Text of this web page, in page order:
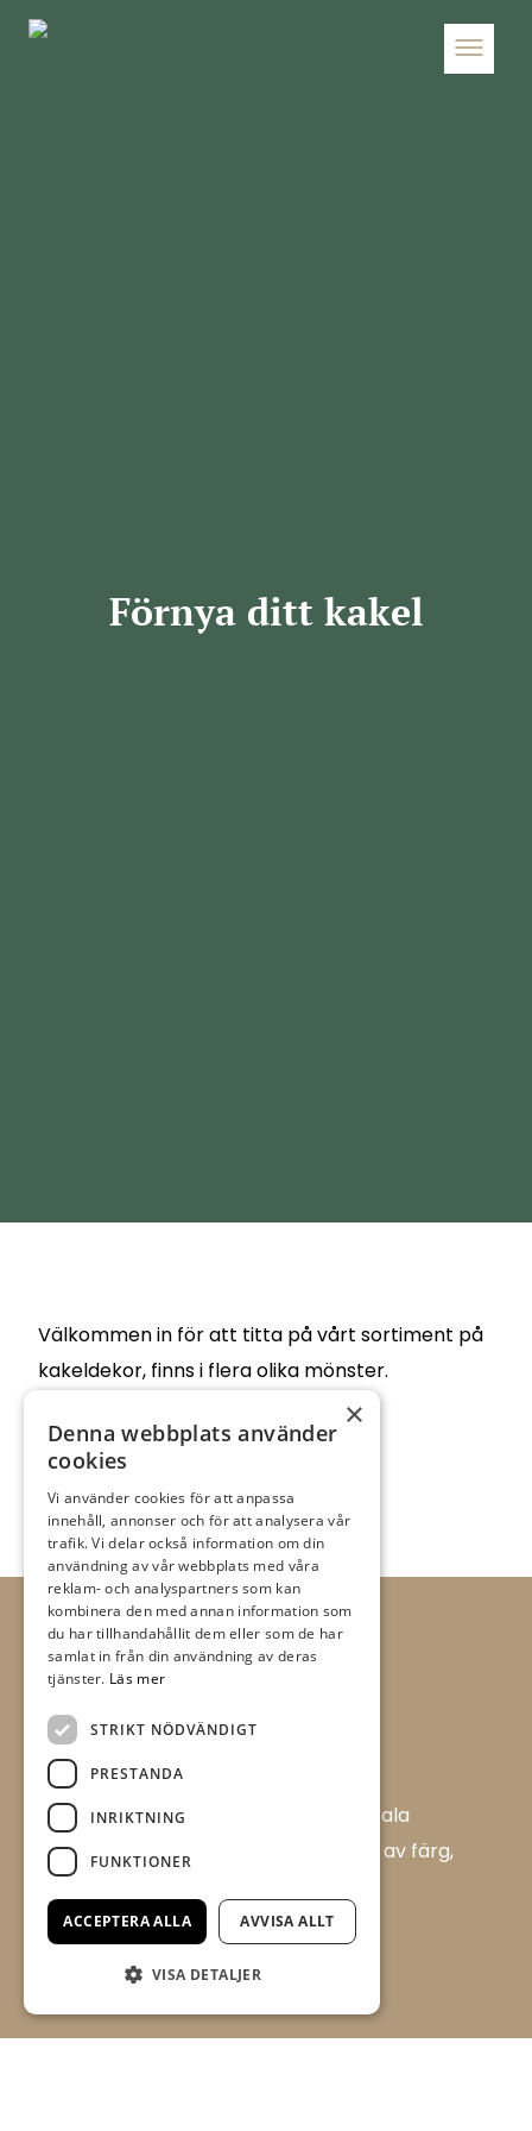
Förnya ditt kakel
Välkommen in för att titta på vårt sortiment på
kakeldekor, finns i flera olika mönster.
Vi har även färg till kakel.
Allt i Färg AB är en färghandel i centrala
Ulricehamn med ett brett sortiment av färg,
Flügger Färg, Allt i Färg
523 44 Ulricehamn
×
Denna webbplats använder
cookies
Vi använder cookies för att anpassa
innehåll, annonser och för att analysera vår
trafik. Vi delar också information om din
användning av vår webbplats med våra
reklam- och analyspartners som kan
kombinera den med annan information som
du har tillhandahållit dem eller som de har
samlat in från din användning av deras
tjänster. Läs mer
STRIKT NÖDVÄNDIGT
PRESTANDA
INRIKTNING
FUNKTIONER
ACCEPTERA ALLA AVVISA ALLT
VISA DETALJER